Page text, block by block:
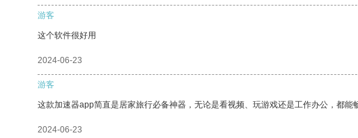
游客
这个软件很好用
2024-06-23
游客
这款加速器app简直是居家旅行必备神器，无论是看视频、玩游戏还是工作办公，都能
2024-06-23